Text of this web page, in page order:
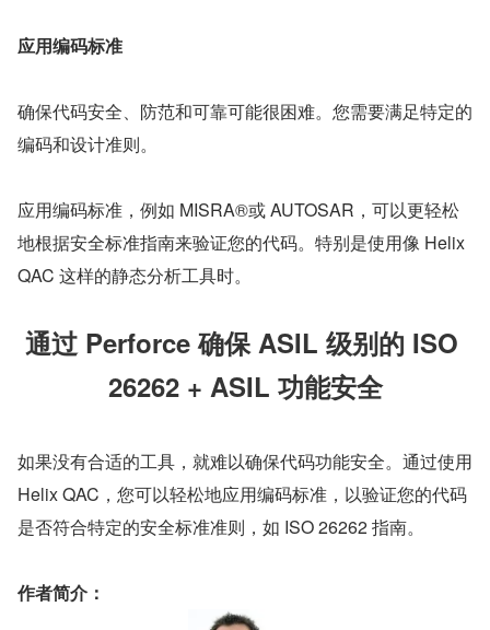
应用编码标准
确保代码安全、防范和可靠可能很困难。您需要满足特定的
编码和设计准则。
应用编码标准，例如 MISRA®或 AUTOSAR，可以更轻松
地根据安全标准指南来验证您的代码。特别是使用像 Helix
QAC 这样的静态分析工具时。
通过 Perforce 确保 ASIL 级别的 ISO
26262 + ASIL 功能安全
如果没有合适的工具，就难以确保代码功能安全。通过使用
Helix QAC，您可以轻松地应用编码标准，以验证您的代码
是否符合特定的安全标准准则，如 ISO 26262 指南。
作者简介：